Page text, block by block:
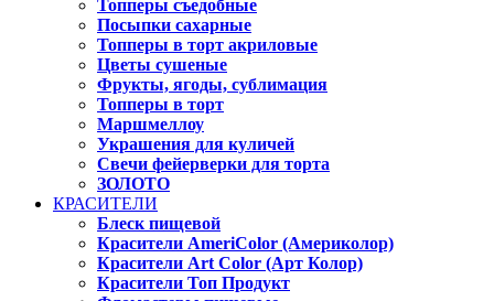
Топперы съедобные
Посыпки сахарные
Топперы в торт акриловые
Цветы сушеные
Фрукты, ягоды, сублимация
Топперы в торт
Маршмеллоу
Украшения для куличей
Свечи фейерверки для торта
ЗОЛОТО
КРАСИТЕЛИ
Блеск пищевой
Красители AmeriColor (Америколор)
Красители Art Color (Арт Колор)
Красители Топ Продукт